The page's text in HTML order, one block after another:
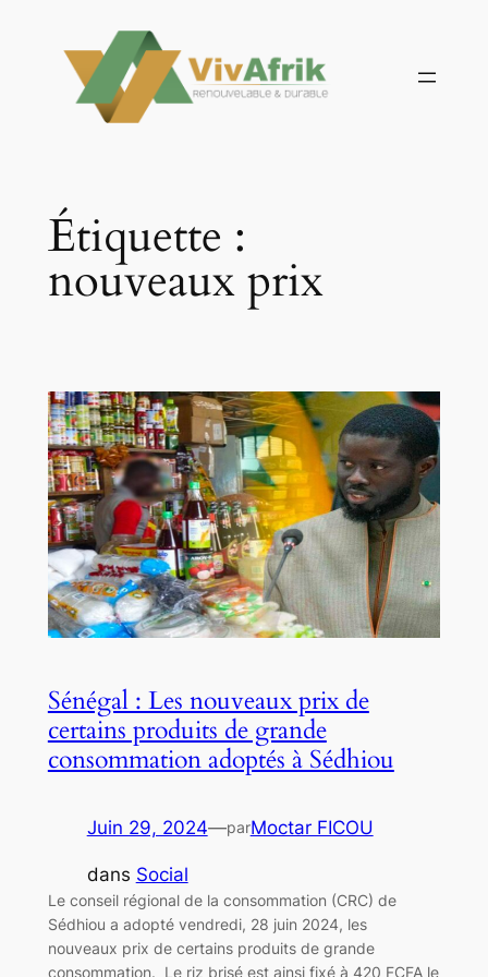
contenu
Étiquette :
nouveaux prix
Sénégal : Les nouveaux prix de
certains produits de grande
consommation adoptés à Sédhiou
Juin 29, 2024—parMoctar FICOU
dans Social
Le conseil régional de la consommation (CRC) de
Sédhiou a adopté vendredi, 28 juin 2024, les
nouveaux prix de certains produits de grande
consommation. Le riz brisé est ainsi fixé à 420 FCFA le